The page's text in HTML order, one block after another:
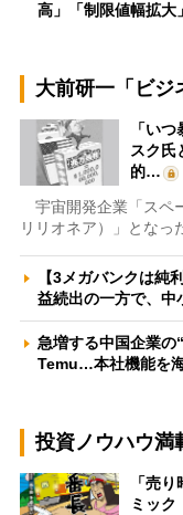
高」「制限値幅拡
大前研一「ビジ
「い
スク氏
的…
宇宙開発企業「スペ
リリオネア）」とな
【3メガバンクは純
益続出の一方で、
急増する中国企業
Temu…本社機能を
投資ノウハウ満
「売
ミック